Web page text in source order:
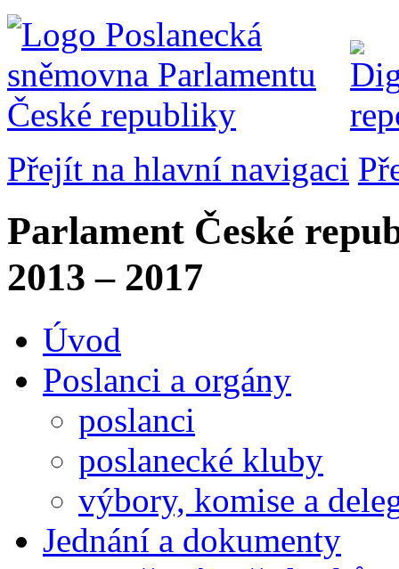
Přejít na hlavní navigaci
Parlament České
2013 – 2017
Úvod
Poslanci a orgány
poslanci
poslanecké kluby
výbory, komise a
Jednání a dokumenty